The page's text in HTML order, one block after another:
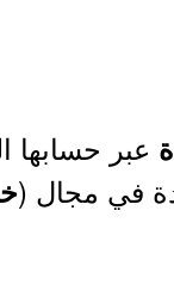
عبر حسابها
في مجال (